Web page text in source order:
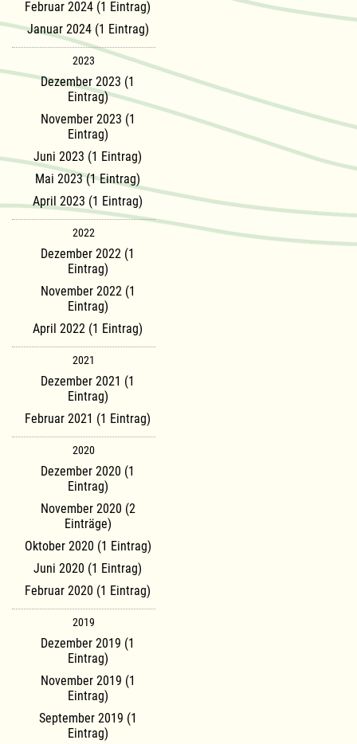
Februar 2024 (1 Eintrag)
Januar 2024 (1 Eintrag)
2023
Dezember 2023 (1
Eintrag)
November 2023 (1
Eintrag)
Juni 2023 (1 Eintrag)
Mai 2023 (1 Eintrag)
April 2023 (1 Eintrag)
2022
Dezember 2022 (1
Eintrag)
November 2022 (1
Eintrag)
April 2022 (1 Eintrag)
2021
Dezember 2021 (1
Eintrag)
Februar 2021 (1 Eintrag)
2020
Dezember 2020 (1
Eintrag)
November 2020 (2
Einträge)
Oktober 2020 (1 Eintrag)
Juni 2020 (1 Eintrag)
Februar 2020 (1 Eintrag)
2019
Dezember 2019 (1
Eintrag)
November 2019 (1
Eintrag)
September 2019 (1
Eintrag)